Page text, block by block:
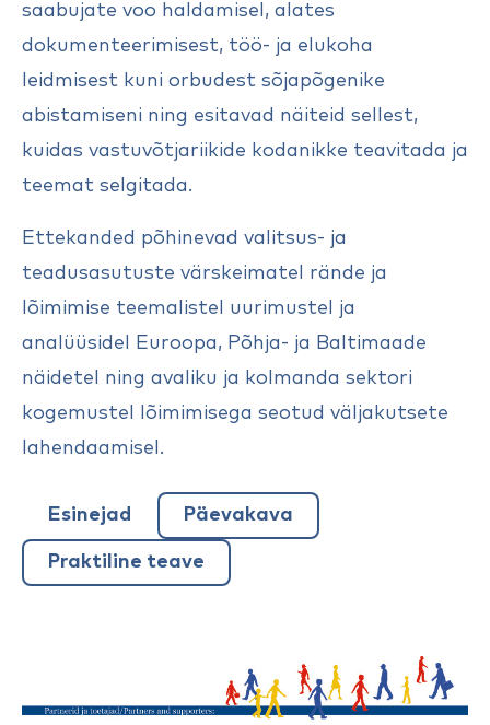
saabujate voo haldamisel, alates
dokumenteerimisest, töö- ja elukoha
leidmisest kuni orbudest sõjapõgenike
abistamiseni ning esitavad näiteid sellest,
kuidas vastuvõtjariikide kodanikke teavitada ja
teemat selgitada.
Ettekanded põhinevad valitsus- ja
teadusasutuste värskeimatel rände ja
lõimimise teemalistel uurimustel ja
analüüsidel Euroopa, Põhja- ja Baltimaade
näidetel ning avaliku ja kolmanda sektori
kogemustel lõimimisega seotud väljakutsete
lahendaamisel.
Esinejad Päevakava
Praktiline teave